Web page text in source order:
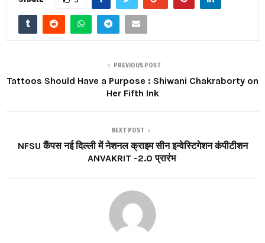
PREVIOUS POST
Tattoos Should Have a Purpose : Shiwani Chakraborty on
Her Fifth Ink
NEXT POST
NFSU कैंपस नई दिल्ली में नेशनल क्राइम सीन इन्वेस्टिगेशन कंपीटीशन
ANVAKRIT -2.0 प्रारंभ